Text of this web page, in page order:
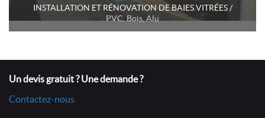
INSTALLATION ET RÉNOVATION DE BAIES VITRÉES /
PVC, Bois, Alu
Un devis gratuit ? Une demande ?
Contactez-nous